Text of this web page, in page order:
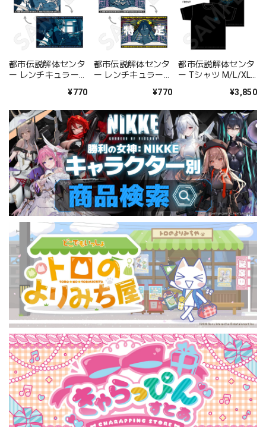
都市伝説解体センタ
ー レンチキュラーポ
¥770
都市伝説解体センタ
ー レンチキュラーポ
¥770
都市伝説解体センタ
ー Tシャツ M/L/XL
¥3,850